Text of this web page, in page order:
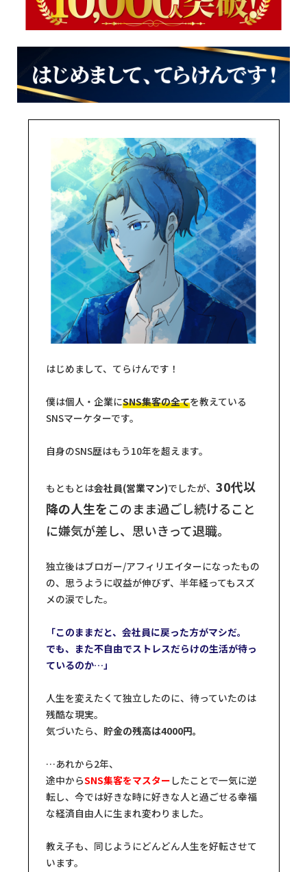
はじめまして、てらけんです！
僕は個人・企業にSNS集客の全てを教えている
SNSマーケターです。
自身のSNS歴はもう10年を超えます。
もともとは会社員(営業マン)でしたが、 30代以
降の人生をこのまま過ごし続けること
に嫌気が差し、思いきって退職。
独立後はブロガー/アフィリエイターになったもの
の、思うように収益が伸びず、半年経ってもスズ
メの涙でした。
「このままだと、会社員に戻った方がマシだ。
でも、また不自由でストレスだらけの生活が待っ
ているのか…」
人生を変えたくて独立したのに、待っていたのは
残酷な現実。
気づいたら、 貯金の残高は4000円。
…あれから2年、
途中からSNS集客をマスター したことで一気に逆
転し、今では好きな時に好きな人と過ごせる幸福
な経済自由人に生まれ変わりました。
教え子も、同じようにどんどん人生を好転させて
います。